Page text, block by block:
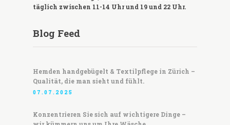
täglich zwischen 11-14 Uhr und 19 und 22 Uhr.
Blog Feed
Hemden handgebügelt & Textilpflege in Zürich –
Qualität, die man sieht und fühlt.
07.07.2025
Konzentrieren Sie sich auf wichtigere Dinge –